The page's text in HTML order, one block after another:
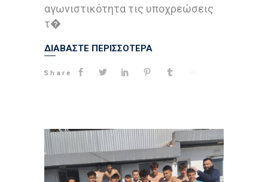
αγωνιστικότητα τις υποχρεώσεις
τ�
ΔΙΑΒΑΣΤΕ ΠΕΡΙΣΣΟΤΕΡΑ
Share